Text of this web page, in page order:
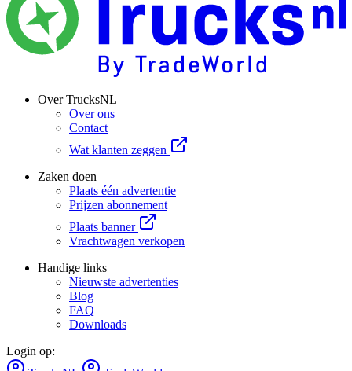
Over TrucksNL
Over ons
Contact
Wat klanten zeggen
Zaken doen
Plaats één advertentie
Prijzen abonnement
Plaats banner
Vrachtwagen verkopen
Handige links
Nieuwste advertenties
Blog
FAQ
Downloads
Login op: